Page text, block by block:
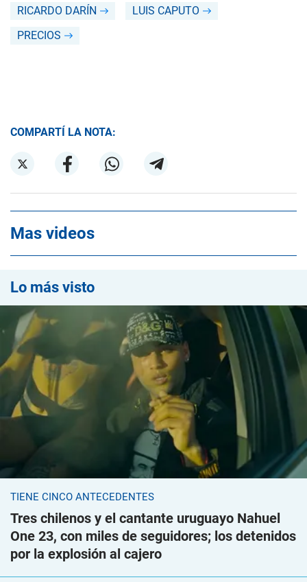
RICARDO DARÍN
LUIS CAPUTO
PRECIOS
COMPARTÍ LA NOTA:
Mas videos
Lo más visto
TIENE CINCO ANTECEDENTES
Tres chilenos y el cantante uruguayo Nahuel
One 23, con miles de seguidores; los detenidos
por la explosión al cajero